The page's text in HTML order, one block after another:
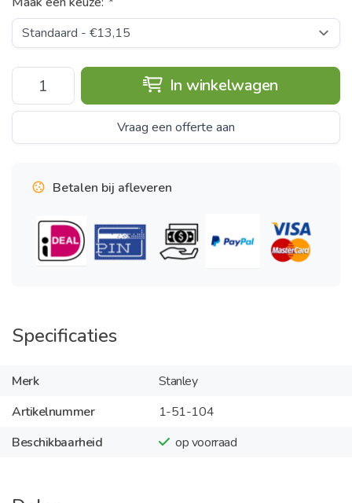
In winkelwagen
Vraag een offerte aan
Betalen bij afleveren
Specificaties
Merk
Stanley
Artikelnummer
1-51-104
Beschikbaarheid
op voorraad